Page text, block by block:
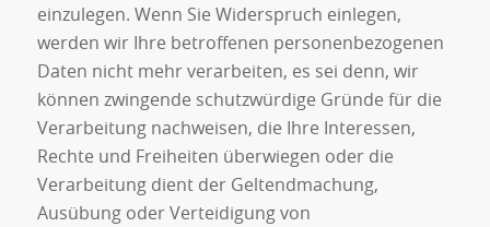
einzulegen. Wenn Sie Widerspruch einlegen,
werden wir Ihre betroffenen personenbezogenen
Daten nicht mehr verarbeiten, es sei denn, wir
können zwingende schutzwürdige Gründe für die
Verarbeitung nachweisen, die Ihre Interessen,
Rechte und Freiheiten überwiegen oder die
Verarbeitung dient der Geltendmachung,
Ausübung oder Verteidigung von